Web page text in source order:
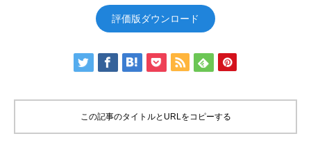
評価版ダウンロード
この記事のタイトルとURLをコピーする